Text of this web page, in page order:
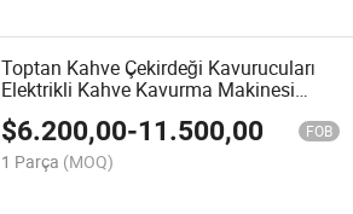
Toptan Kahve Çekirdeği Kavurucuları
Elektrikli Kahve Kavurma Makinesi
Gazlı Kahve Kavurma Makinesi
$6.200,00-11.500,00 FOB
1 Parça (MOQ)